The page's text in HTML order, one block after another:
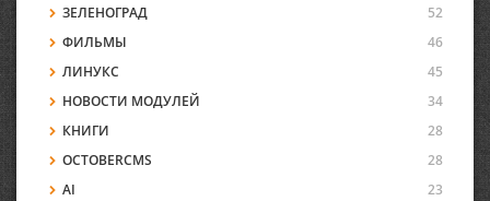
ЗЕЛЕНОГРАД
52
ФИЛЬМЫ
46
ЛИНУКС
45
НОВОСТИ МОДУЛЕЙ
34
КНИГИ
28
OCTOBERCMS
28
AI
23